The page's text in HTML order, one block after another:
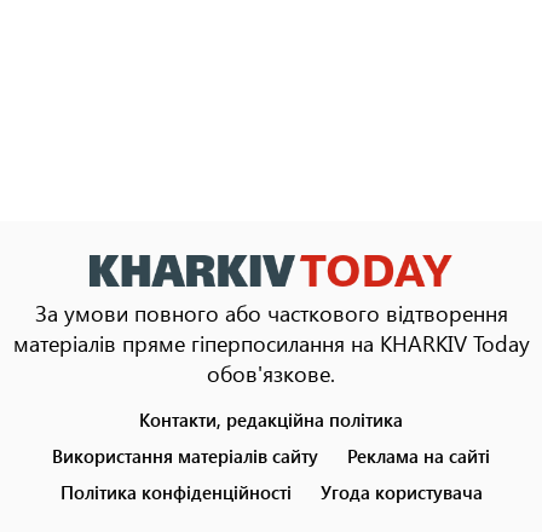
За умови повного або часткового відтворення
матеріалів пряме гіперпосилання на KHARKIV Today
обов'язкове.
menu
Контакти, редакційна політика
Використання матеріалів сайту
Реклама на сайті
Політика конфіденційності
Угода користувача